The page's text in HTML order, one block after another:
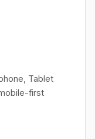
Tablet
first